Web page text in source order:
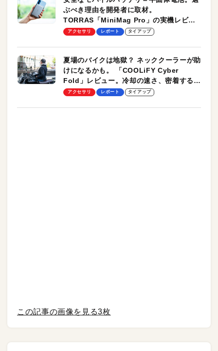
ぶべき理由を開発者に取材。
TORRAS「MiniMag Pro」の実機レビュ
ーも
アクセサリ レポート タイアップ
夏場のバイクは地獄？ ネッククーラーが助
けになるかも。 「COOLiFY Cyber
Fold」レビュー。冷却の速さ、密着する冷
却プレート、シンプルな操作性がグッド！
アクセサリ レポート タイアップ
この記事の画像を見る3枚